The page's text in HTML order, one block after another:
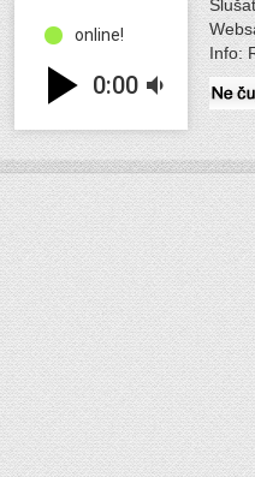
online!
play_arrow 0:00 volume_down
Info: